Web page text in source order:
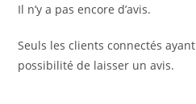
Il n’y a pas encore d’avis.
Seuls les clients connectés
possibilité de laisser un avis.